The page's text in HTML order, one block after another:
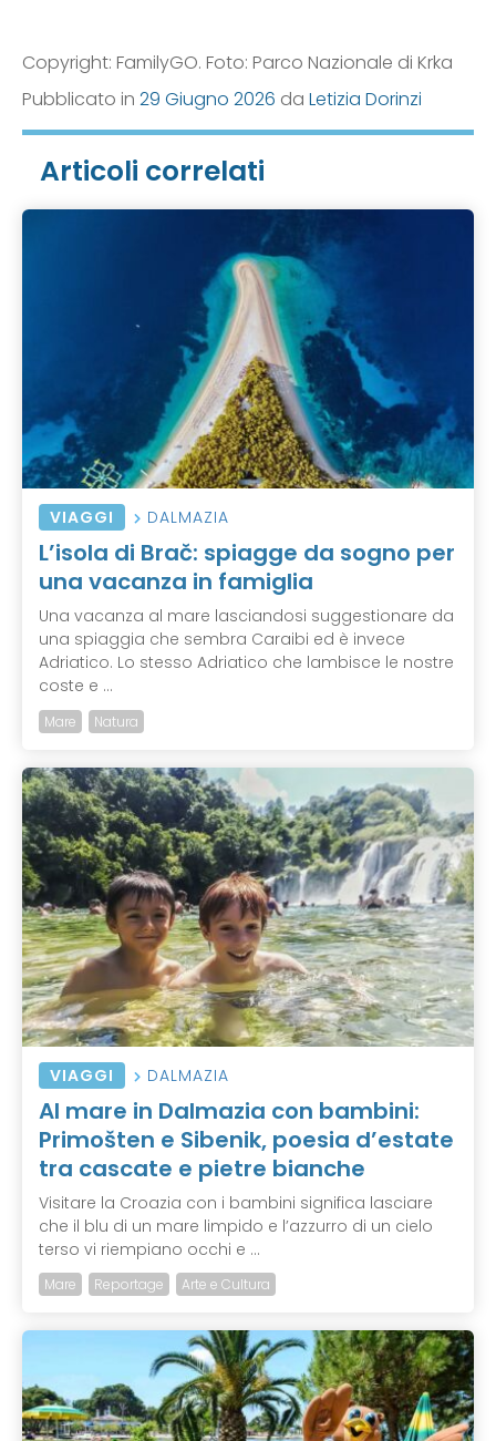
Copyright: FamilyGO. Foto: Parco Nazionale di Krka
Pubblicato in 29 Giugno 2026 da Letizia Dorinzi
Articoli correlati
VIAGGI DALMAZIA
L’isola di Brač: spiagge da sogno per
una vacanza in famiglia
Una vacanza al mare lasciandosi suggestionare da
una spiaggia che sembra Caraibi ed è invece
Adriatico. Lo stesso Adriatico che lambisce le nostre
coste e ...
Mare Natura
VIAGGI DALMAZIA
Al mare in Dalmazia con bambini:
Primošten e Sibenik, poesia d’estate
tra cascate e pietre bianche
Visitare la Croazia con i bambini significa lasciare
che il blu di un mare limpido e l’azzurro di un cielo
terso vi riempiano occhi e ...
Mare Reportage Arte e Cultura